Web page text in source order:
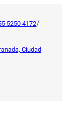
5250 4172/
Ciudad